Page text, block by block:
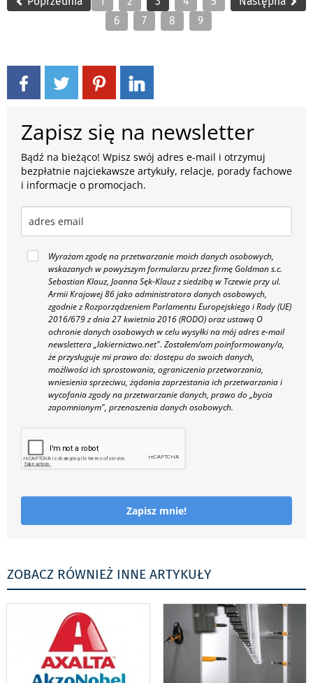
6
7 8 9
Zapisz się na newsletter
Bądź na bieżąco! Wpisz swój adres e-mail i otrzymuj
bezpłatnie najciekawsze artykuły, relacje, porady fachowe
i informacje o promocjach.
Wyrażam zgodę na przetwarzanie moich danych osobowych,
wskazanych w powyższym formularzu przez firmę Goldman s.c.
Sebastian Klauz, Joanna Sęk-Klauz z siedzibą w Tczewie przy ul.
Armii Krajowej 86 jako administratora danych osobowych,
zgodnie z Rozporządzeniem Parlamentu Europejskiego i Rady (UE)
2016/679 z dnia 27 kwietnia 2016 (RODO) oraz ustawą O
ochronie danych osobowych w celu wysyłki na mój adres e-mail
newslettera „lakiernictwo.net". Zostałem/am poinformowany/a,
że przysługuje mi prawo do: dostępu do swoich danych,
możliwości ich sprostowania, ograniczenia przetwarzania,
wniesienia sprzeciwu, żądania zaprzestania ich przetwarzania i
wycofania zgody na przetwarzanie danych, prawo do „bycia
zapomnianym", przenoszenia danych osobowych.
Zapisz mnie!
ZOBACZ RÓWNIEŻ INNE ARTYKUŁY